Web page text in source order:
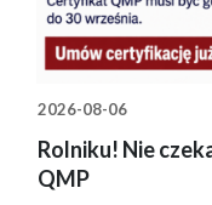
2026-08-06
Rolniku! Nie
QMP